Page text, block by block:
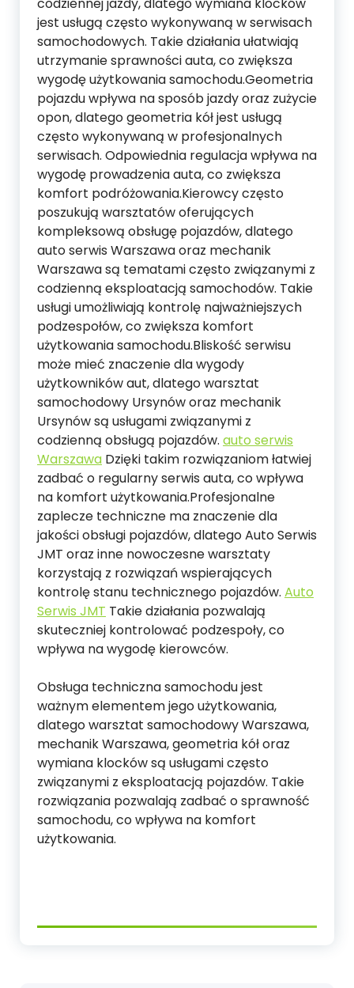
jest usługą często wykonywaną w serwisach
samochodowych. Takie działania ułatwiają
utrzymanie sprawności auta, co zwiększa
wygodę użytkowania samochodu.Geometria
pojazdu wpływa na sposób jazdy oraz zużycie
opon, dlatego geometria kół jest usługą
często wykonywaną w profesjonalnych
serwisach. Odpowiednia regulacja wpływa na
wygodę prowadzenia auta, co zwiększa
komfort podróżowania.Kierowcy często
poszukują warsztatów oferujących
kompleksową obsługę pojazdów, dlatego
auto serwis Warszawa oraz mechanik
Warszawa są tematami często związanymi z
codzienną eksploatacją samochodów. Takie
usługi umożliwiają kontrolę najważniejszych
podzespołów, co zwiększa komfort
użytkowania samochodu.Bliskość serwisu
może mieć znaczenie dla wygody
użytkowników aut, dlatego warsztat
samochodowy Ursynów oraz mechanik
Ursynów są usługami związanymi z
codzienną obsługą pojazdów. auto serwis
Warszawa Dzięki takim rozwiązaniom łatwiej
zadbać o regularny serwis auta, co wpływa
na komfort użytkowania.Profesjonalne
zaplecze techniczne ma znaczenie dla
jakości obsługi pojazdów, dlatego Auto Serwis
JMT oraz inne nowoczesne warsztaty
korzystają z rozwiązań wspierających
kontrolę stanu technicznego pojazdów. Auto
Serwis JMT Takie działania pozwalają
skuteczniej kontrolować podzespoły, co
wpływa na wygodę kierowców.
Obsługa techniczna samochodu jest
ważnym elementem jego użytkowania,
dlatego warsztat samochodowy Warszawa,
mechanik Warszawa, geometria kół oraz
wymiana klocków są usługami często
związanymi z eksploatacją pojazdów. Takie
rozwiązania pozwalają zadbać o sprawność
samochodu, co wpływa na komfort
użytkowania.